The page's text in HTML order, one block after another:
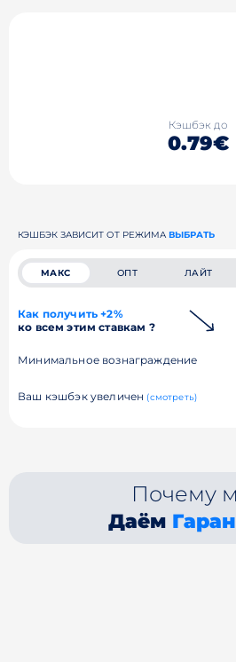
Кэшбэк до
0.79€
КЭШБЭК ЗАВИСИТ ОТ РЕЖИМА ВЫБРАТЬ
МАКС ОПТ ЛАЙТ
Как получить +2%
ко всем этим ставкам ?
Минимальное вознаграждение
Ваш кэшбэк увеличен (смотреть)
Почему
Даём